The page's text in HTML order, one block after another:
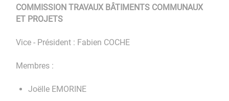
COMMISSION TRAVAUX BÂTIMENTS COMMUNAUX
ET PROJETS
Vice - Président : Fabien COCHE
Membres :
Joëlle EMORINE